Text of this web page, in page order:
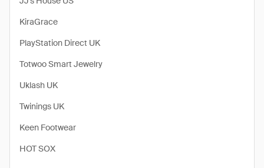
KiraGrace
PlayStation Direct UK
Totwoo Smart Jewelry
Uklash UK
Twinings UK
Keen Footwear
HOT SOX